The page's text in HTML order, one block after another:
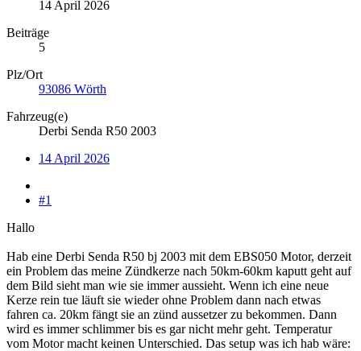
14 April 2026
Beiträge
5
Plz/Ort
93086 Wörth
Fahrzeug(e)
Derbi Senda R50 2003
14 April 2026
#1
Hallo
Hab eine Derbi Senda R50 bj 2003 mit dem EBS050 Motor, derzeit
ein Problem das meine Zündkerze nach 50km-60km kaputt geht auf
dem Bild sieht man wie sie immer aussieht. Wenn ich eine neue
Kerze rein tue läuft sie wieder ohne Problem dann nach etwas
fahren ca. 20km fängt sie an zünd aussetzer zu bekommen. Dann
wird es immer schlimmer bis es gar nicht mehr geht. Temperatur
vom Motor macht keinen Unterschied. Das setup was ich hab wäre: